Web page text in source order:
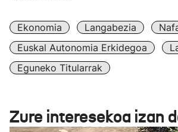
Ekonomia Langabezia
Euskal Autonomia Erkidegoa
Eguneko Titularrak
Zure interesekoa izan